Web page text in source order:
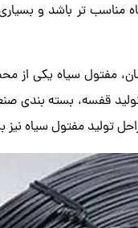
تر باشد و
مفتول سیاه یکی از
قفسه، بسته بندی
تولید مفتول سیاه نیز